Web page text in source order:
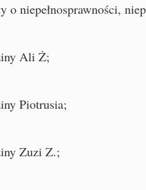
Ali Ż;
Piotrusia;
Zuzi Z.;